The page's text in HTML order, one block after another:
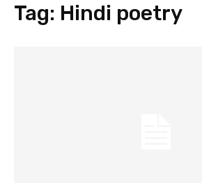
Tag: Hindi poetry